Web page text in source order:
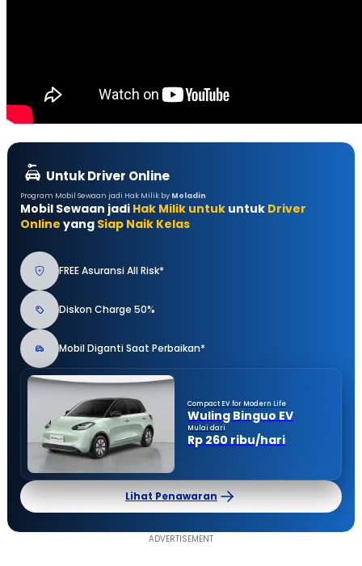
Untuk Driver Online
Program Mobil Sewaan jadi Hak Milik by Moladin
Mobil Sewaan jadi Hak Milik untuk untuk Driver
Online yang Siap Naik Kelas
FREE Asuransi All Risk*
Diskon Charge 50%
Mobil Diganti Saat Perbaikan*
Compact EV for Modern Life
Wuling Binguo EV
Mulai dari
Rp 260 ribu/hari
Lihat Penawaran